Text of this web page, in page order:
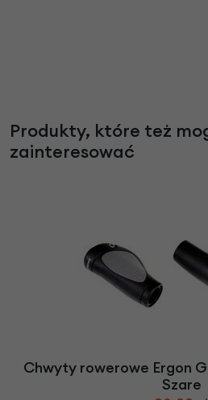
Produkty, które też
zainteresować
Chwyty rowerowe Ergon
Szare